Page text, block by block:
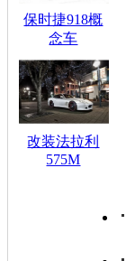
保时捷918概
念车
改装法拉利
575M